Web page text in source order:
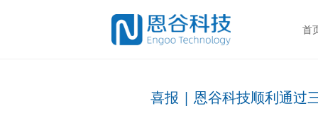
首
喜报 | 恩谷科技顺利通过